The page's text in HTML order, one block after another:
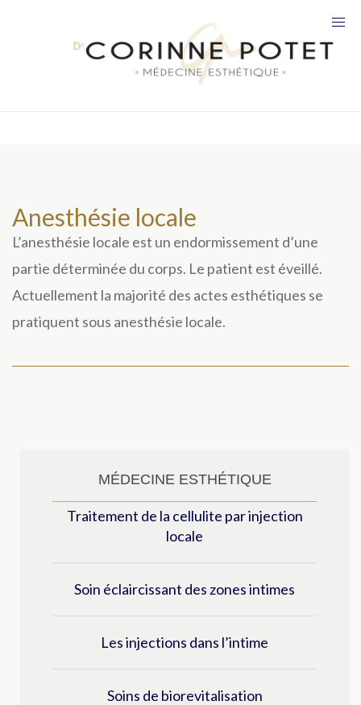
Anesthésie locale
L’anesthésie locale est un endormissement d’une
partie déterminée du corps. Le patient est éveillé.
Actuellement la majorité des actes esthétiques se
pratiquent sous anesthésie locale.
MÉDECINE ESTHÉTIQUE
Traitement de la cellulite par injection
locale
Soin éclaircissant des zones intimes
Les injections dans l’intime
Soins de biorevitalisation